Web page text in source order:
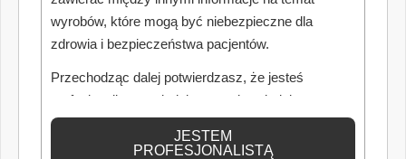
wyrobów, które mogą być niebezpieczne dla
zdrowia i bezpieczeństwa pacjentów.
Przechodząc dalej potwierdzasz, że jesteś
profesjonalistą posiadającym odpowiednią
wiedzę medyczną.
JESTEM
PROFESJONALISTĄ